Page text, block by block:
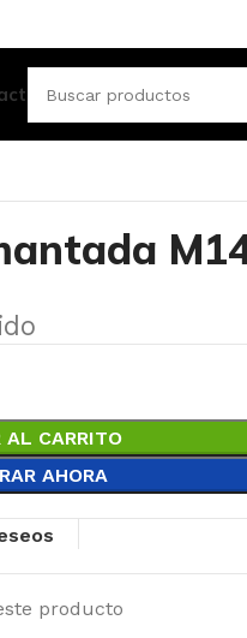
AL CARRITO
AHORA
producto